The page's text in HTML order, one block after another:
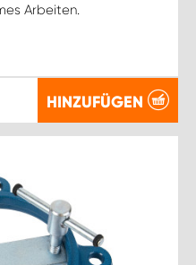
Arbeiten.
HINZUFÜGEN